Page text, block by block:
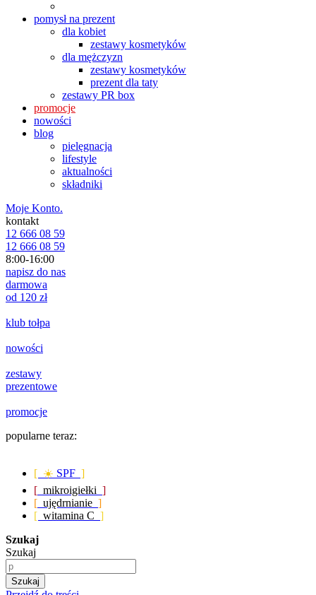
pomysł na prezent
dla kobiet
zestawy kosmetyków
dla mężczyzn
zestawy kosmetyków
prezent dla taty
zestawy PR box
promocje
nowości
blog
pielęgnacja
lifestyle
aktualności
składniki
Moje Konto.
kontakt
12 666 08 59
12 666 08 59
8:00-16:00
napisz do nas
darmowa
od 120 zł
klub tołpa
nowości
zestawy
prezentowe
promocje
popularne teraz:
[ ☀️ SPF ]
[ mikroigiełki ]
[ ujędrnianie ]
[ witamina C ]
Szukaj
Szukaj
Szukaj